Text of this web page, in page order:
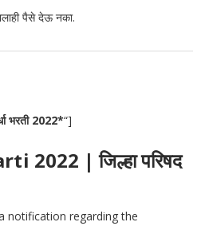
पैसे देऊ नका.
भरती 2022*“]
2022 | जिल्हा परिषद
notification regarding the